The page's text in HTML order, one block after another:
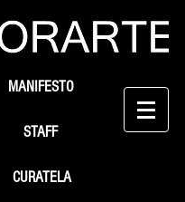
STAFF
MANIFESTO
CURATELA